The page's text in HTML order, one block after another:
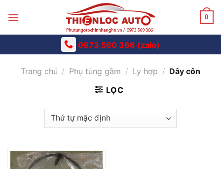
0
0973 560 366 (zalo)
Trang chủ / Phụ tùng gầm / Ly hợp / Dây côn
LỌC